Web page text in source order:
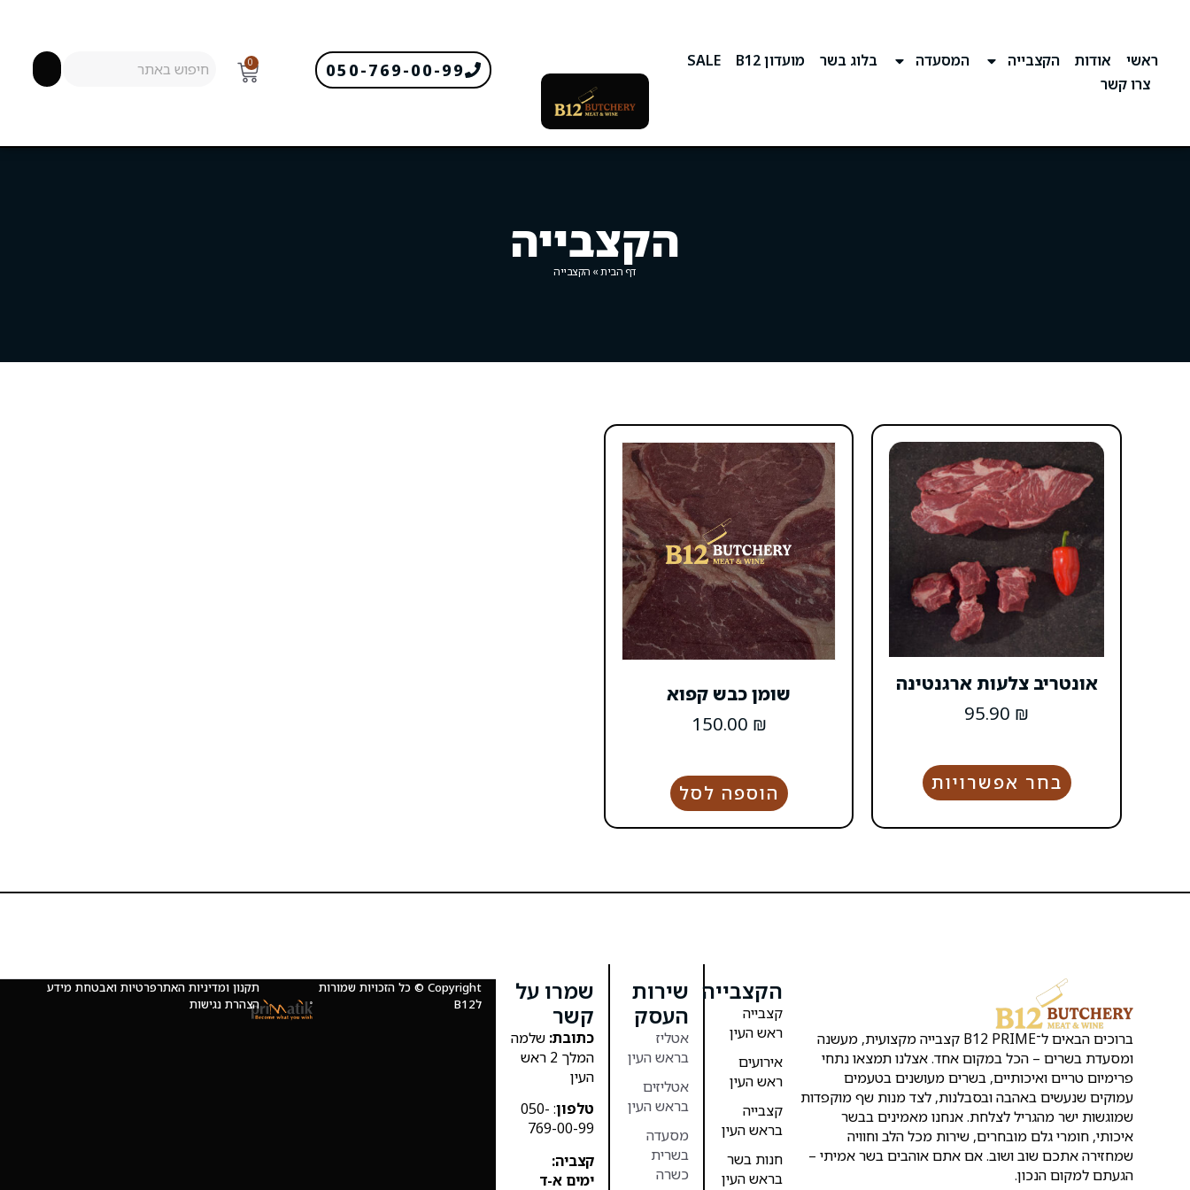
ראשי אודות הקצבייה המסעדה בלוג בשר מועדון B12
SALE
צרו קשר
050-769-00-99
0
הקצבייה
דף הבית» הקצבייה
אונטריב צלעות ארגנטינה
95.90 ₪
בחר אפשרויות
שומן כבש קפוא
150.00 ₪
הוספה לסל
ברוכים הבאים ל־B12 PRIME קצבייה מקצועית, מעשנה
ומסעדת בשרים – הכל במקום אחד. אצלנו תמצאו נתחי
פרימיום טריים ואיכותיים, בשרים מעושנים בטעמים
עמוקים שנעשים באהבה ובסבלנות, לצד מנות שף מוקפדות
שמוגשות ישר מהגריל לצלחת. אנחנו מאמינים בבשר
איכותי, חומרי גלם מובחרים, שירות מכל הלב וחוויה
שמחזירה אתכם שוב ושוב. אם אתם אוהבים בשר אמיתי –
הגעתם למקום הנכון.
הקצבייה
קצבייה
ראש העין
אירועים
ראש העין
קצבייה
בראש העין
חנות בשר
בראש העין
שירות
העסק
אטליז
בראש העין
אטליזים
בראש העין
מסעדה
בשרית
כשרה
שמרו על
קשר
כתובת: שלמה
המלך 2 ראש
העין
טלפון : 050-
769-00-99
קצביה:
ימים א-ד
Copyright © כל הזכויות שמורות
לB12
תקנון ומדיניות האתרפרטיות ואבטחת מידע
הצהרת נגישות